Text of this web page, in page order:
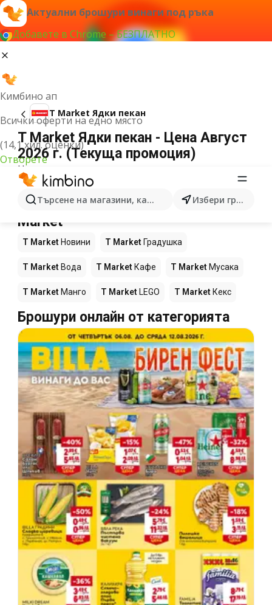
Актуални брошури винаги под ръка
Добавете в Chrome – БЕЗПЛАТНО
Кимбино ап
Всички оферти на едно място
(14,1 хил. оценки)
Отворете
Търсене на магазини, категории, продукти...Избери град
T Market Ядки пекан
T Market Ядки пекан - Цена Август
2026 г. (Текуща промоция)
Не можахме да намерим резултати за този
термин.
Още продукти в магазините T
Market
T Market Новини T Market Градушка
T Market Вода T Market Кафе T Market Мусака
T Market Манго T Market LEGO T Market Кекс
Брошури онлайн от категорията